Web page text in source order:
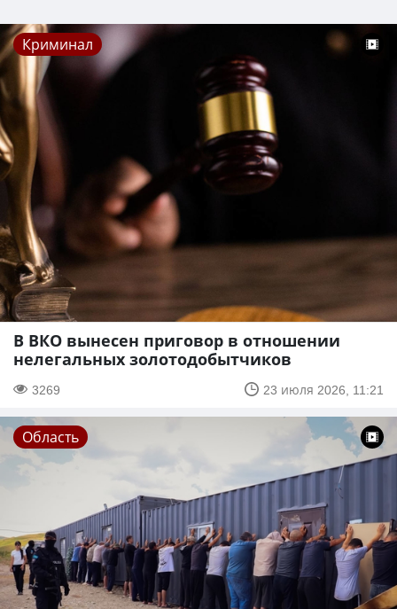
Криминал
В ВКО вынесен приговор в отношении
нелегальных золотодобытчиков
3269 23 июля 2026, 11:21
Область